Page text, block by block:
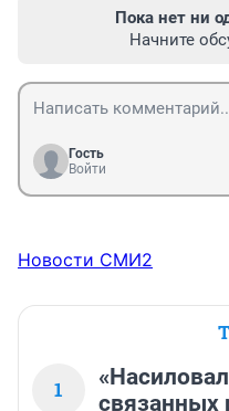
Пока нет ни
Начните
Гость
Войти
Новости СМИ2
1
связанных